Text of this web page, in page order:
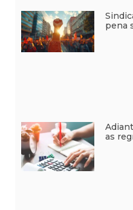
pena
as